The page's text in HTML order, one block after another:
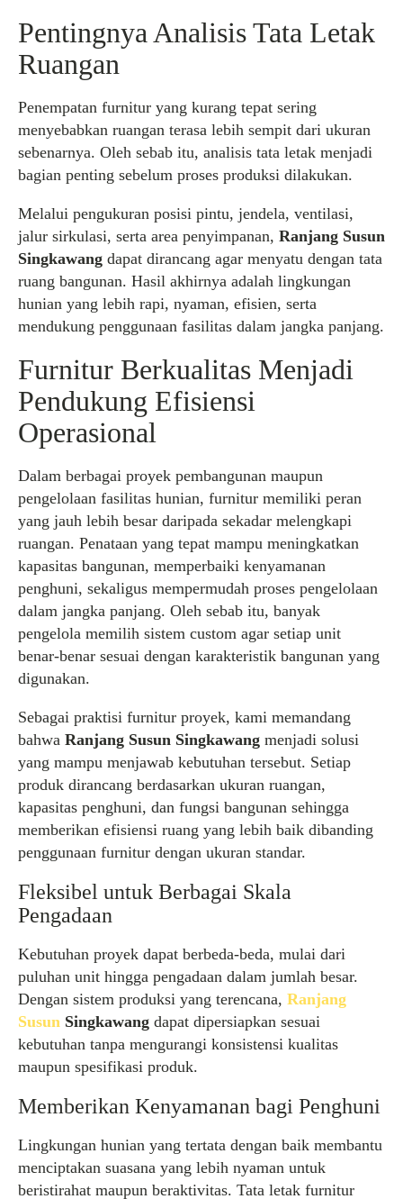
Pentingnya Analisis Tata Letak
Ruangan
Penempatan furnitur yang kurang tepat sering
menyebabkan ruangan terasa lebih sempit dari ukuran
sebenarnya. Oleh sebab itu, analisis tata letak menjadi
bagian penting sebelum proses produksi dilakukan.
Melalui pengukuran posisi pintu, jendela, ventilasi,
jalur sirkulasi, serta area penyimpanan, Ranjang Susun
Singkawang dapat dirancang agar menyatu dengan tata
ruang bangunan. Hasil akhirnya adalah lingkungan
hunian yang lebih rapi, nyaman, efisien, serta
mendukung penggunaan fasilitas dalam jangka panjang.
Furnitur Berkualitas Menjadi
Pendukung Efisiensi
Operasional
Dalam berbagai proyek pembangunan maupun
pengelolaan fasilitas hunian, furnitur memiliki peran
yang jauh lebih besar daripada sekadar melengkapi
ruangan. Penataan yang tepat mampu meningkatkan
kapasitas bangunan, memperbaiki kenyamanan
penghuni, sekaligus mempermudah proses pengelolaan
dalam jangka panjang. Oleh sebab itu, banyak
pengelola memilih sistem custom agar setiap unit
benar-benar sesuai dengan karakteristik bangunan yang
digunakan.
Sebagai praktisi furnitur proyek, kami memandang
bahwa Ranjang Susun Singkawang menjadi solusi
yang mampu menjawab kebutuhan tersebut. Setiap
produk dirancang berdasarkan ukuran ruangan,
kapasitas penghuni, dan fungsi bangunan sehingga
memberikan efisiensi ruang yang lebih baik dibanding
penggunaan furnitur dengan ukuran standar.
Fleksibel untuk Berbagai Skala
Pengadaan
Kebutuhan proyek dapat berbeda-beda, mulai dari
puluhan unit hingga pengadaan dalam jumlah besar.
Dengan sistem produksi yang terencana, Ranjang
Susun Singkawang dapat dipersiapkan sesuai
kebutuhan tanpa mengurangi konsistensi kualitas
maupun spesifikasi produk.
Memberikan Kenyamanan bagi Penghuni
Lingkungan hunian yang tertata dengan baik membantu
menciptakan suasana yang lebih nyaman untuk
beristirahat maupun beraktivitas. Tata letak furnitur